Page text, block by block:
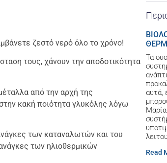
ζεστό νερό όλο το χρόνο!
τους, χάνουν την αποδοτικότητα
από την αρχή της
κακή ποιότητα γλυκόλης λόγω
των καταναλωτών και του
των ηλιοθερμικών
Τα
αυτά,
Read